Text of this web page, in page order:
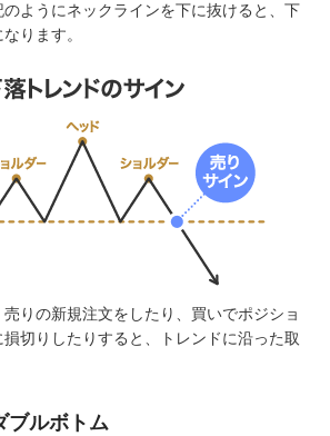
ようにネックラインを下に抜けると、下
ります。
りの新規注文をしたり、買いでポジショ
切りしたりすると、トレンドに沿った取
ブルボトム